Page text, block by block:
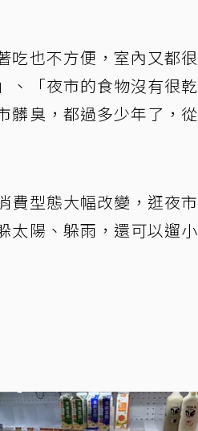
吃也不方便，室內又都很
、「夜市的食物沒有很乾
髒臭，都過多少年了，從
費型態大幅改變，逛夜市
太陽、躲雨，還可以遛小